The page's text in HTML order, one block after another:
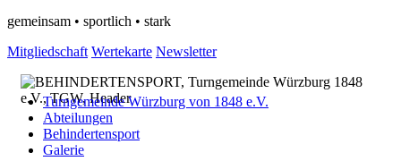
gemeinsam • sportlich • stark
Mitgliedschaft Wertekarte Newsletter
Turngemeinde Würzburg von 1848 e.V.
Abteilungen
Behindertensport
Galerie